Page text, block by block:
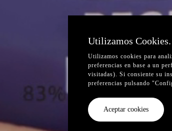
Utilizamos Cookies.
Utilizamos cookies para
preferencias en base a un
visitadas). Si consiente su
preferencias pulsando
Aceptar cookies